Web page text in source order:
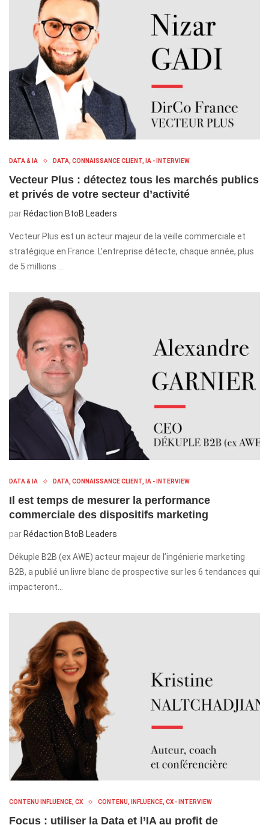
DATA & IA DATA, CONNAISSANCE CLIENT, IA - INTERVIEW
Vecteur Plus : détectez tous les marchés publics
et privés de votre secteur d’activité
par Rédaction BtoB Leaders
Vecteur Plus est un acteur majeur de la veille commerciale et
stratégique en France. L’entreprise détecte, chaque année, plus
de 5 millions …
DATA & IA DATA, CONNAISSANCE CLIENT, IA - INTERVIEW
Il est temps de mesurer la performance
commerciale des dispositifs marketing
par Rédaction BtoB Leaders
Dékuple B2B (ex AWE) acteur majeur de l’ingénierie marketing
B2B, a publié un livre blanc de prospective sur les 6 tendances qui
impacteront…
CONTENU INFLUENCE, CX CONTENU, INFLUENCE, CX - INTERVIEW
Focus : utiliser la Data et l’IA au profit de